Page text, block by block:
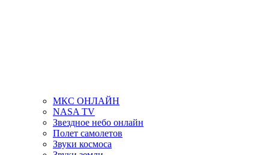
МКС ОНЛАЙН
NASA TV
Звездное небо онлайн
Полет самолетов
Звуки космоса